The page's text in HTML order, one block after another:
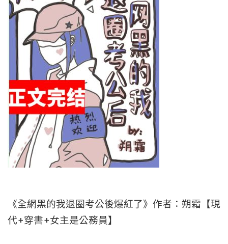
《全網黑的我退圈考公後爆紅了》作者：朔霜【現
代+穿書+女主是公務員】